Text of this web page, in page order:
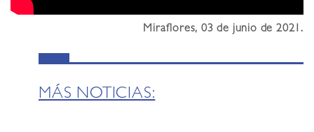
Miraflores, 03 de junio de 2021.
MÁS NOTICIAS: